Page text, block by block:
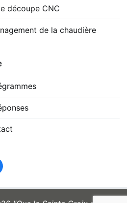
découpe CNC
de la chaudière